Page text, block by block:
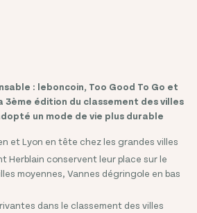
: leboncoin, Too Good To Go et
3ème édition du classement des villes
un mode de vie plus durable
et Lyon en tête chez les grandes villes
Herblain conservent leur place sur le
moyennes, Vannes dégringole en bas
dans le classement des villes